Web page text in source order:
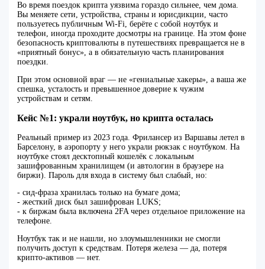
Во время поездок крипта уязвима гораздо сильнее, чем дома.
Вы меняете сети, устройства, страны и юрисдикции, часто
пользуетесь публичным Wi‑Fi, берёте с собой ноутбук и
телефон, иногда проходите досмотры на границе. На этом фоне
безопасность криптовалюты в путешествиях превращается не в
«приятный бонус», а в обязательную часть планирования
поездки.
При этом основной враг — не «гениальные хакеры», а ваша же
спешка, усталость и превышенное доверие к чужим
устройствам и сетям.
Кейс №1: украли ноутбук, но крипта осталась
Реальный пример из 2023 года. Фрилансер из Варшавы летел в
Барселону, в аэропорту у него украли рюкзак с ноутбуком. На
ноутбуке стоял десктопный кошелёк с локальным
зашифрованным хранилищем (и автологин в браузере на
биржи). Пароль для входа в систему был слабый, но:
- сид-фраза хранилась только на бумаге дома;
- жесткий диск был зашифрован LUKS;
- к биржам была включена 2FA через отдельное приложение на
телефоне.
Ноутбук так и не нашли, но злоумышленники не смогли
получить доступ к средствам. Потеря железа — да, потеря
крипто-активов — нет.